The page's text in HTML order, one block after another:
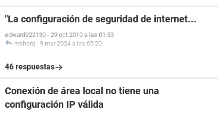
"La configuración de seguridad de internet...
edward922130 - 29 oct 2010 a las 01:53
mkharq - 9 mar 2024 a las 05:20
46 respuestas
Conexión de área local no tiene una
configuración IP válida